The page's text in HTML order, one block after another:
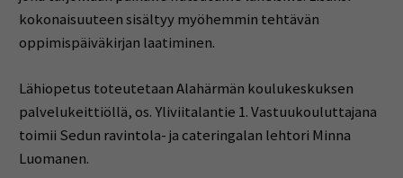
kokonaisuuteen sisältyy myöhemmin tehtävän
oppimispäiväkirjan laatiminen.
Lähiopetus toteutetaan Alahärmän koulukeskuksen
palvelukeittiöllä, os. Yliviitalantie 1. Vastuukouluttajana
toimii Sedun ravintola- ja cateringalan lehtori Minna
Luomanen.